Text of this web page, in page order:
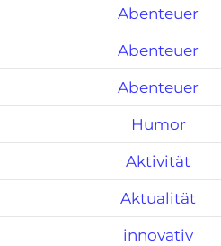
Abenteuer
Abenteuer
Abenteuer
Humor
Aktivität
Aktualität
innovativ